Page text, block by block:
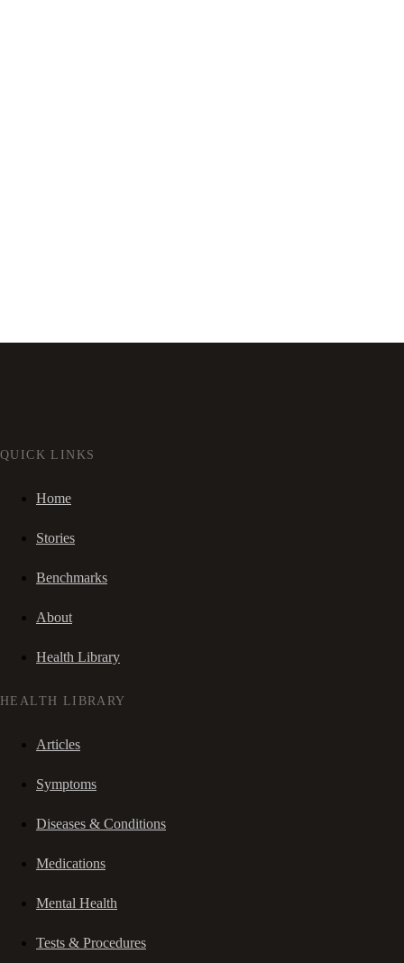
QUICK LINKS
Home
Stories
Benchmarks
About
Health Library
HEALTH LIBRARY
Articles
Symptoms
Diseases & Conditions
Medications
Mental Health
Tests & Procedures